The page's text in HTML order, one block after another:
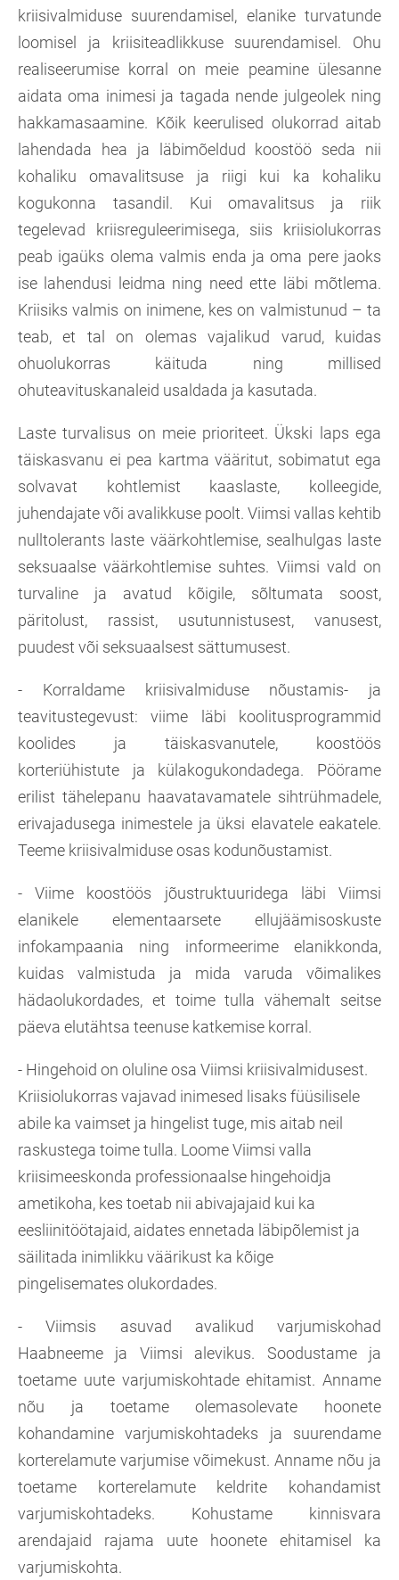
kriisivalmiduse suurendamisel, elanike turvatunde
loomisel ja kriisiteadlikkuse suurendamisel. Ohu
realiseerumise korral on meie peamine ülesanne
aidata oma inimesi ja tagada nende julgeolek ning
hakkamasaamine. Kõik keerulised olukorrad aitab
lahendada hea ja läbimõeldud koostöö seda nii
kohaliku omavalitsuse ja riigi kui ka kohaliku
kogukonna tasandil. Kui omavalitsus ja riik
tegelevad kriisreguleerimisega, siis kriisiolukorras
peab igaüks olema valmis enda ja oma pere jaoks
ise lahendusi leidma ning need ette läbi mõtlema.
Kriisiks valmis on inimene, kes on valmistunud – ta
teab, et tal on olemas vajalikud varud, kuidas
ohuolukorras käituda ning millised
ohuteavituskanaleid usaldada ja kasutada.
Laste turvalisus on meie prioriteet. Ükski laps ega
täiskasvanu ei pea kartma vääritut, sobimatut ega
solvavat kohtlemist kaaslaste, kolleegide,
juhendajate või avalikkuse poolt. Viimsi vallas kehtib
nulltolerants laste väärkohtlemise, sealhulgas laste
seksuaalse väärkohtlemise suhtes. Viimsi vald on
turvaline ja avatud kõigile, sõltumata soost,
päritolust, rassist, usutunnistusest, vanusest,
puudest või seksuaalsest sättumusest.
- Korraldame kriisivalmiduse nõustamis- ja
teavitustegevust: viime läbi koolitusprogrammid
koolides ja täiskasvanutele, koostöös
korteriühistute ja külakogukondadega. Pöörame
erilist tähelepanu haavatavamatele sihtrühmadele,
erivajadusega inimestele ja üksi elavatele eakatele.
Teeme kriisivalmiduse osas kodunõustamist.
- Viime koostöös jõustruktuuridega läbi Viimsi
elanikele elementaarsete ellujäämisoskuste
infokampaania ning informeerime elanikkonda,
kuidas valmistuda ja mida varuda võimalikes
hädaolukordades, et toime tulla vähemalt seitse
päeva elutähtsa teenuse katkemise korral.
- Hingehoid on oluline osa Viimsi kriisivalmidusest.
Kriisiolukorras vajavad inimesed lisaks füüsilisele
abile ka vaimset ja hingelist tuge, mis aitab neil
raskustega toime tulla. Loome Viimsi valla
kriisimeeskonda professionaalse hingehoidja
ametikoha, kes toetab nii abivajajaid kui ka
eesliinitöötajaid, aidates ennetada läbipõlemist ja
säilitada inimlikku väärikust ka kõige
pingelisemates olukordades.
- Viimsis asuvad avalikud varjumiskohad
Haabneeme ja Viimsi alevikus. Soodustame ja
toetame uute varjumiskohtade ehitamist. Anname
nõu ja toetame olemasolevate hoonete
kohandamine varjumiskohtadeks ja suurendame
korterelamute varjumise võimekust. Anname nõu ja
toetame korterelamute keldrite kohandamist
varjumiskohtadeks. Kohustame kinnisvara
arendajaid rajama uute hoonete ehitamisel ka
varjumiskohta.